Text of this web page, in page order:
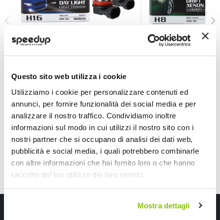
Questo sito web utilizza i cookie
Utilizziamo i cookie per personalizzare contenuti ed
annunci, per fornire funzionalità dei social media e per
analizzare il nostro traffico. Condividiamo inoltre
informazioni sul modo in cui utilizzi il nostro sito con i
nostri partner che si occupano di analisi dei dati web,
pubblicità e social media, i quali potrebbero combinarle
con altre informazioni che hai fornito loro o che hanno
raccolto dal tuo utilizzo dei loro servizi.
Mostra dettagli
D-GEAR
Ultra White H16 - PGJ19-3 12V 20W
6000K
34,65 € 9,90 €
Iscriviti alla newsletter Speedup